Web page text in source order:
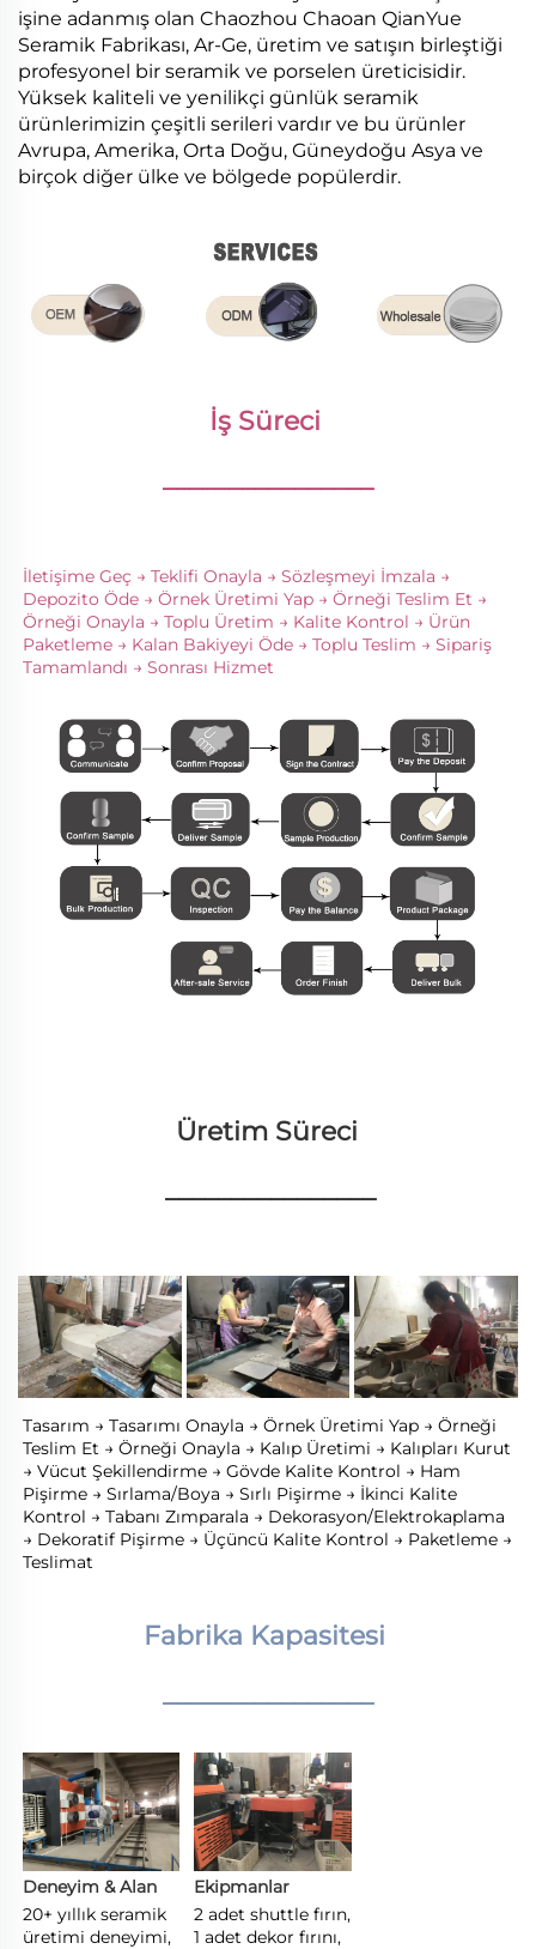
işine adanmış olan Chaozhou Chaoan QianYue
Seramik Fabrikası, Ar-Ge, üretim ve satışın birleştiği
profesyonel bir seramik ve porselen üreticisidir.
Yüksek kaliteli ve yenilikçi günlük seramik
ürünlerimizin çeşitli serileri vardır ve bu ürünler
Avrupa, Amerika, Orta Doğu, Güneydoğu Asya ve
birçok diğer ülke ve bölgede popülerdir.
İş Süreci
________________
İletişime Geç → Teklifi Onayla → Sözleşmeyi İmzala →
Depozito Öde → Örnek Üretimi Yap → Örneği Teslim Et →
Örneği Onayla → Toplu Üretim → Kalite Kontrol → Ürün
Paketleme → Kalan Bakiyeyi Öde → Toplu Teslim → Sipariş
Tamamlandı → Sonrası Hizmet
Üretim Süreci
________________
Tasarım → Tasarımı Onayla → Örnek Üretimi Yap → Örneği
Teslim Et → Örneği Onayla → Kalıp Üretimi → Kalıpları Kurut
→ Vücut Şekillendirme → Gövde Kalite Kontrol → Ham
Pişirme → Sırlama/Boya → Sırlı Pişirme → İkinci Kalite
Kontrol → Tabanı Zımparala → Dekorasyon/Elektrokaplama
→ Dekoratif Pişirme → Üçüncü Kalite Kontrol → Paketleme →
Teslimat
Fabrika Kapasitesi
________________
Deneyim & Alan
20+ yıllık seramik
üretimi deneyimi,
Ekipmanlar
2 adet shuttle fırın,
1 adet dekor fırını,